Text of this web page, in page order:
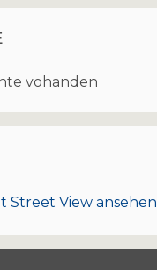
vohanden
Street View ansehen